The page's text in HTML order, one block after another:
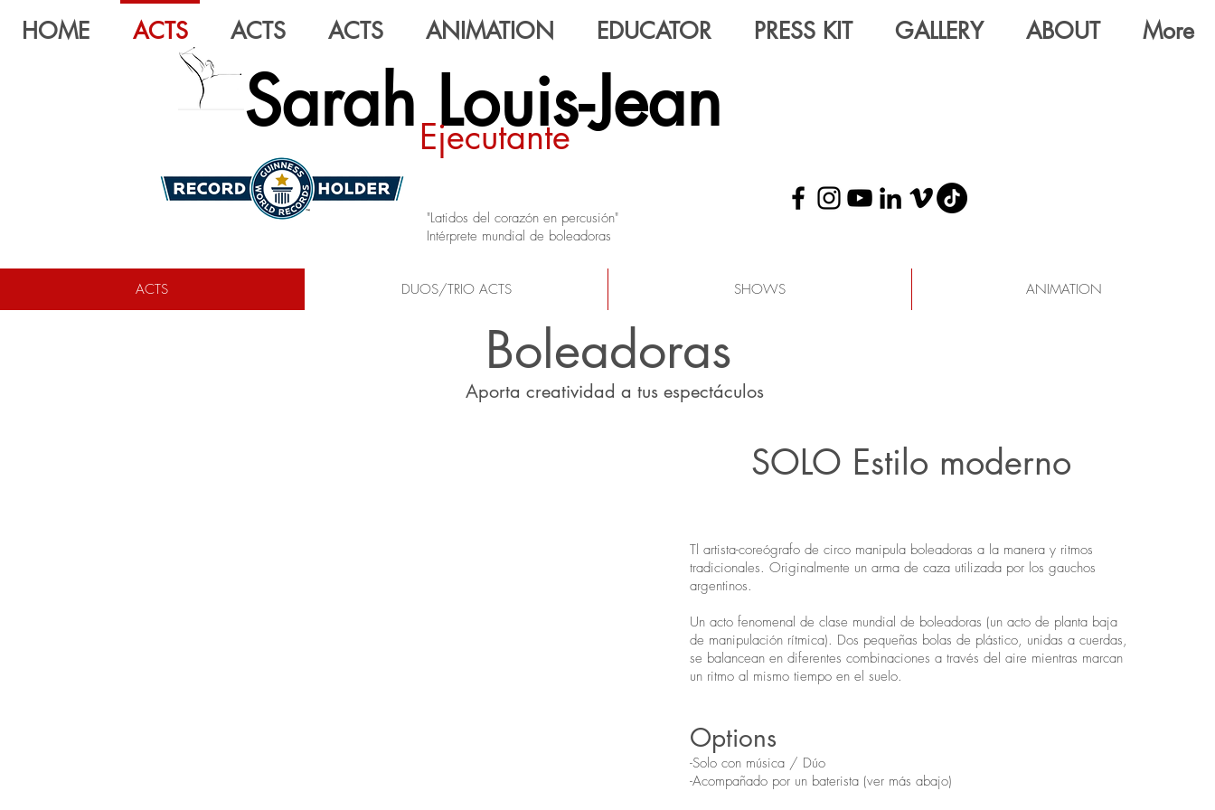
HOME ACTS ACTS ACTS ANIMATION EDUCATOR PRESS KIT GALLERY ABOUT More
Sarah Louis-Jean
Ejecutante
"Latidos del corazón en percusión"
Intérprete mundial de boleadoras
ACTS DUOS/TRIO ACTS SHOWS ANIMATION
Boleadoras
Aporta creatividad a tus espectáculos
SOLO Estilo moderno
Tl artista-coreógrafo de circo manipula boleadoras a la manera y ritmos
tradicionales. Originalmente un arma de caza utilizada por los gauchos
argentinos.
Un acto fenomenal de clase mundial de boleadoras (un acto de planta baja
de manipulación rítmica). Dos pequeñas bolas de plástico, unidas a cuerdas,
se balancean en diferentes combinaciones a través del aire mientras marcan
un ritmo al mismo tiempo en el suelo.
​Options
-Solo con música / Dúo
-Acompañado por un baterista (ver más abajo)